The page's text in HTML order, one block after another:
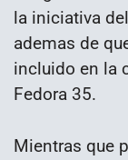
la iniciativa
ademas de
incluido en la
Fedora 35.
Mientras que